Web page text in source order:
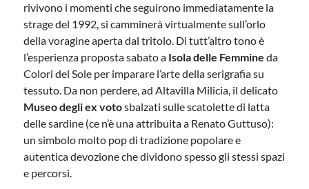
rivivono i momenti che seguirono immediatamente la
strage del 1992, si camminerà virtualmente sull’orlo
della voragine aperta dal tritolo. Di tutt’altro tono è
l’esperienza proposta sabato a Isola delle Femmine da
Colori del Sole per imparare l’arte della serigrafia su
tessuto. Da non perdere, ad Altavilla Milicia, il delicato
Museo degli ex votosbalzati sulle scatolette di latta
delle sardine (ce n’è una attribuita a Renato Guttuso):
un simbolo molto pop di tradizione popolare e
autentica devozione che dividono spesso gli stessi spazi
e percorsi.